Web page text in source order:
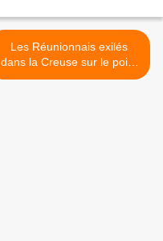
Les Réunionnais exilés
dans la Creuse sur le point
d’obtenir une réparation